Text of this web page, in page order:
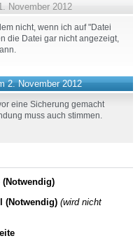
November 2012
nicht, wenn ich auf "Datei
die Datei gar nicht angezeigt,
2. November 2012
eine Sicherung gemacht
muss auch stimmen.
(Notwendig)
(Notwendig) (wird nicht